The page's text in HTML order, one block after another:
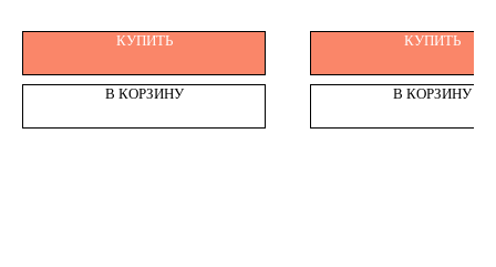
КУПИТЬ
В КОРЗИНУ
КУПИТЬ
В КОРЗИНУ